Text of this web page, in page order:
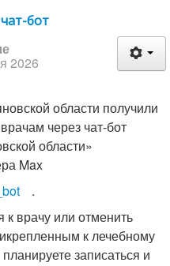
бот
2026
области получили
через чат-бот
области»
Max
.
к врачу или отменить
к лечебному
записаться и